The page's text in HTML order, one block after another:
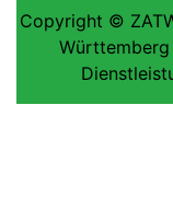
Copyright ©